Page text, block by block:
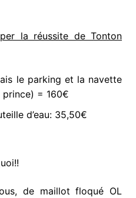
la réussite de Tonton
le parking et la navette
= 160€
d’eau: 35,50€
de maillot floqué OL